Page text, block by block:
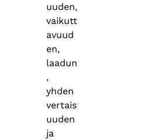
uuden,
vaikutt
avuud
en,
laadun
,
yhden
vertais
uuden
ja